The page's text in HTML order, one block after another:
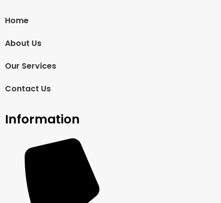
Home
About Us
Our Services
Contact Us
Information